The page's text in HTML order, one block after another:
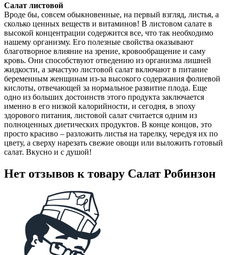
Салат листовой
Вроде бы, совсем обыкновенные, на первый взгляд, листья, а
сколько ценных веществ и витаминов! В листовом салате в
высокой концентрации содержится все, что так необходимо
нашему организму. Его полезные свойства оказывают
благотворное влияние на зрение, кровообращение и саму
кровь. Они способствуют отведению из организма лишней
жидкости, а зачастую листовой салат включают в питание
беременным женщинам из-за высокого содержания фолиевой
кислоты, отвечающей за нормальное развитие плода. Еще
одно из больших достоинств этого продукта заключается
именно в его низкой калорийности, и сегодня, в эпоху
здорового питания, листовой салат считается одним из
полноценных диетических продуктов. В конце концов, это
просто красиво – разложить листья на тарелку, чередуя их по
цвету, а сверху нарезать свежие овощи или выложить готовый
салат. Вкусно и с душой!
Нет отзывов к товару Салат Робинзон